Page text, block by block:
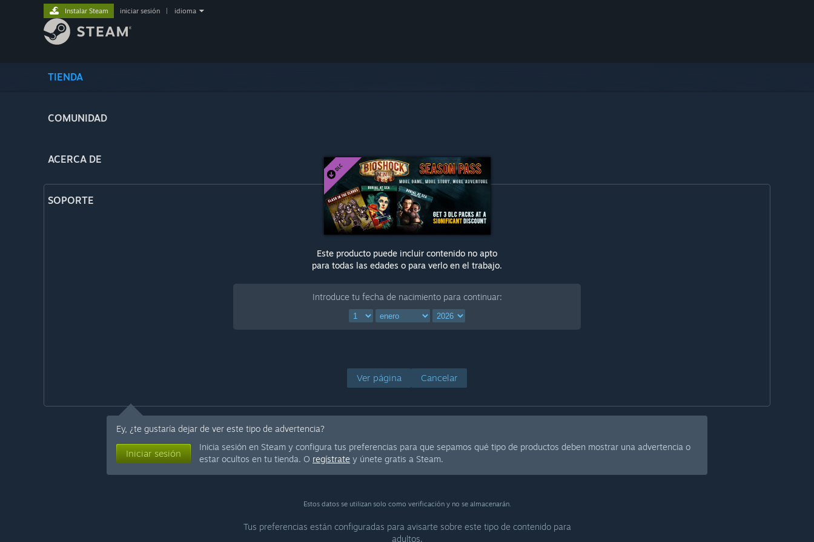
TIENDA
COMUNIDAD
ACERCA DE
SOPORTE
Instalar Steam iniciar sesión idioma
Este producto puede incluir contenido no apto
para todas las edades o para verlo en el trabajo.
Introduce tu fecha de nacimiento para continuar:
Ver página Cancelar
Ey, ¿te gustaría dejar de ver este tipo de advertencia?
Iniciar sesión
Inicia sesión en Steam y configura tus preferencias para que sepamos qué tipo de productos deben mostrar una advertencia o
estar ocultos en tu tienda. O regístrate y únete gratis a Steam.
Estos datos se utilizan solo como verificación y no se almacenarán.
Tus preferencias están configuradas para avisarte sobre este tipo de contenido para
adultos.